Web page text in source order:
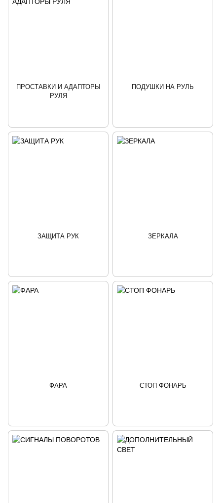
ПРОСТАВКИ И АДАПТОРЫ
РУЛЯ
ПОДУШКИ НА РУЛЬ
ЗАЩИТА РУК ЗЕРКАЛА
ФАРА СТОП ФОНАРЬ